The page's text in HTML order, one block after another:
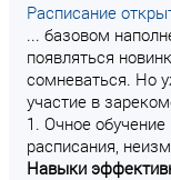
Расписание
... базовом
появляться
сомневаться. Но
участие в
1. Очное
расписания,
Навыки